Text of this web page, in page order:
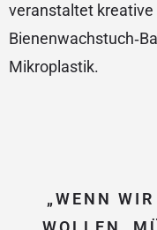
veranstaltet kreative
Mikroplastik.
„WENN